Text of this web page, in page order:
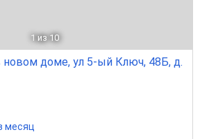
1 из 10
новом доме, ул 5-ый Ключ, 48Б, д.
месяц